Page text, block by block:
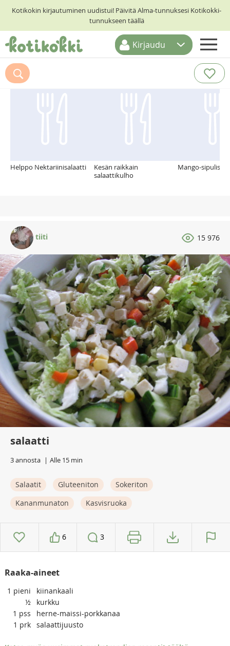
Kotikokin kirjautuminen uudistui! Päivitä Alma-tunnuksesi Kotikokki-
tunnukseen täällä
ETUSIVU
RESEPTIHAKU
Kirjaudu
Suosittelemme myös
Helppo Nektariinisalaatti
Kesän raikkain
salaattikulho
Mango-
tiiti 15 976
salaatti
3 annosta Alle 15 min
Salaatit Gluteeniton
Sokeriton
Kananmunaton
Kasvisruoka
6 3
Raaka-aineet
1 pieni
kiinankaali
½
kurkku
1 pss
herne-maissi-porkkanaa
1 prk salaattijuusto